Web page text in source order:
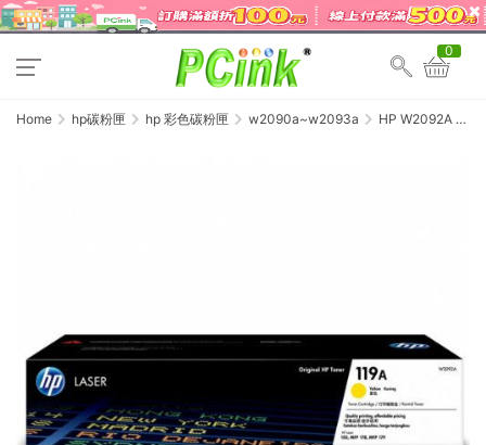
0
Home hp碳粉匣 hp 彩色碳粉匣 w2090a~w2093a
HP W2092A 原